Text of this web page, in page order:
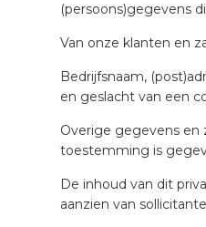
(persoons)gegevens
Van onze klanten en
Bedrijfsnaam,
en geslacht van een
Overige gegevens en
toestemming is
De inhoud van dit
aanzien van